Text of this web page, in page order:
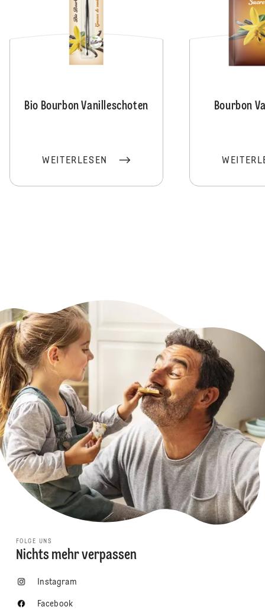
Bio Bourbon Vanilleschoten
WEITERLESEN
Bourbon
FOLGE UNS
Nichts mehr verpassen
Instagram
Facebook